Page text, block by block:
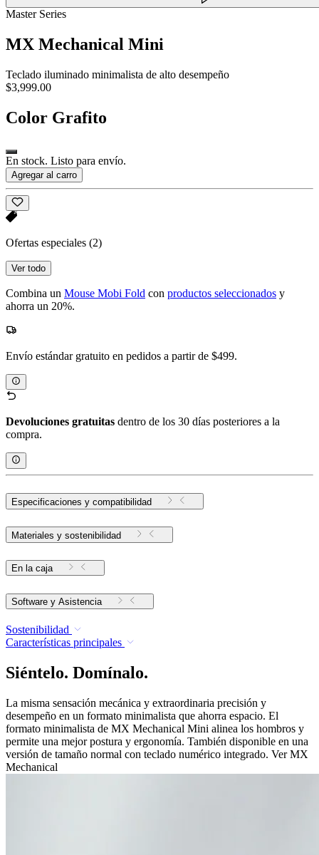
Master Series
MX Mechanical Mini
Teclado iluminado minimalista de alto desempeño
$3,999.00
Color Grafito
En stock. Listo para envío.
Agregar al carro
Ofertas especiales (2)
Ver todo
Combina un Mouse Mobi Fold con productos seleccionados y
ahorra un 20%.
Envío estándar gratuito en pedidos a partir de $499.
Devoluciones gratuitas dentro de los 30 días posteriores a la
compra.
Especificaciones y compatibilidad
Materiales y sostenibilidad
En la caja
Software y Asistencia
Sostenibilidad
Características principales
Siéntelo. Domínalo.
La misma sensación mecánica y extraordinaria precisión y
desempeño en un formato minimalista que ahorra espacio. El
formato minimalista de MX Mechanical Mini alinea los hombros y
permite una mejor postura y ergonomía. También disponible en una
versión de tamaño normal con teclado numérico integrado. Ver MX
Mechanical